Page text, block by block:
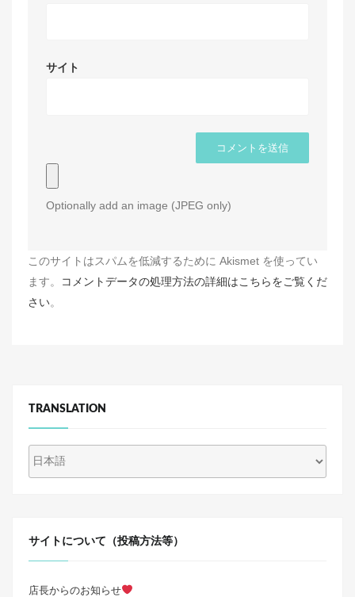
サイト
Optionally add an image (JPEG only)
このサイトはスパムを低減するために Akismet を使ってい
ます。
コメントデータの処理方法の詳細はこちらをご覧くだ
さい。
TRANSLATION
サイトについて（投稿方法等）
店長からのお知らせ